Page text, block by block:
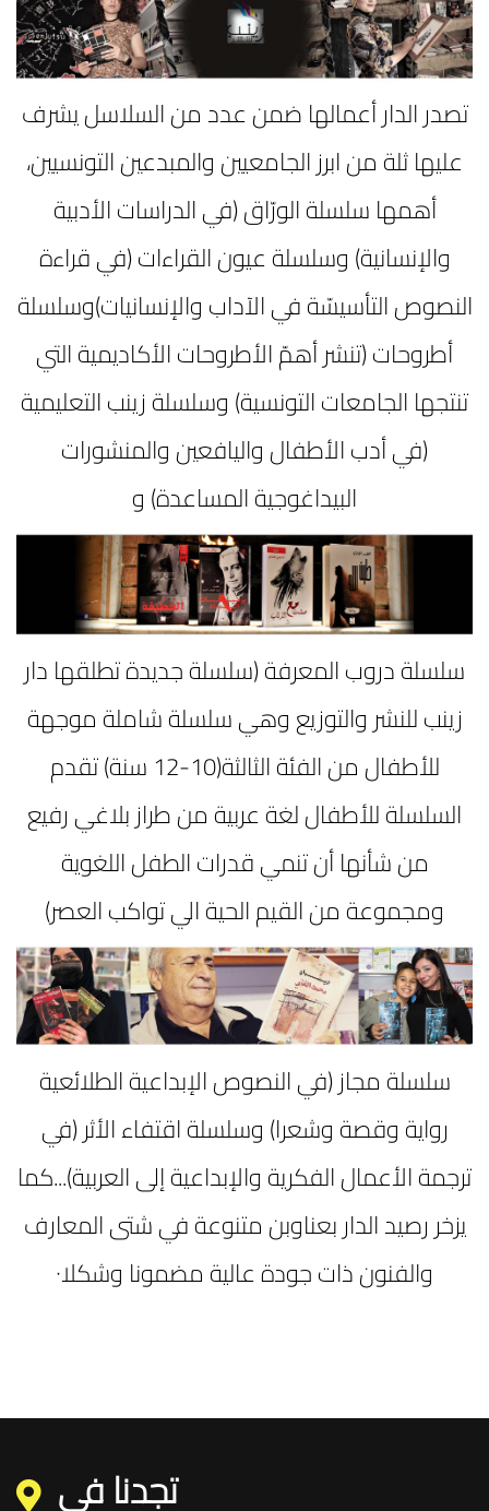
تصدر الدار أعمالها ضمن عدد من السلاسل يشرف
عليها ثلة من ابرز الجامعيين والمبدعين التونسيين،
أهمها سلسلة الورّاق (في الدراسات الأدبية
والإنسانية) وسلسلة عيون القراءات (في قراءة
النصوص التأسيسّة في الآداب والإنسانيات)وسلسلة
أطروحات (تنشر أهمّ الأطروحات الأكاديمية التي
تنتجها الجامعات التونسية) وسلسلة زينب التعليمية
(في أدب الأطفال واليافعين والمنشورات
البيداغوجية المساعدة) و
سلسلة دروب المعرفة (سلسلة جديدة تطلقها دار
زينب للنشر والتوزيع وهي سلسلة شاملة موجهة
للأطفال من الفئة الثالثة(10-12 سنة) تقدم
السلسلة للأطفال لغة عربية من طراز بلاغي رفيع
من شأنها أن تنمي قدرات الطفل اللغوية
ومجموعة من القيم الحية الي تواكب العصر)
سلسلة مجاز (في النصوص الإبداعية الطلائعية
رواية وقصة وشعرا) وسلسلة اقتفاء الأثر (في
ترجمة الأعمال الفكرية والإبداعية إلى العربية)...كما
يزخر رصيد الدار بعناوبن متنوعة في شتى المعارف
والفنون ذات جودة عالية مضمونا وشكلا٠
تجدنا في